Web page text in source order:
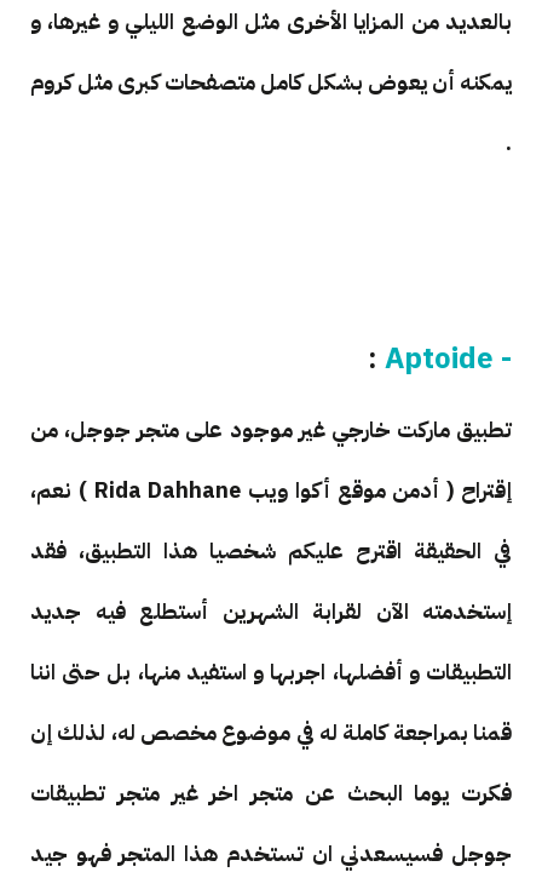
بالعديد من المزايا الأخرى مثل الوضع الليلي و غيرها، و
يمكنه أن يعوض بشكل كامل متصفحات كبرى مثل كروم
.
- Aptoide
:
تطبيق ماركت خارجي غير موجود على متجر جوجل، من
إقتراح ( أدمن موقع أكوا ويب Rida Dahhane ) نعم،
في الحقيقة اقترح عليكم شخصيا هذا التطبيق، فقد
إستخدمته الآن لقرابة الشهرين أستطلع فيه جديد
التطبيقات و أفضلها، اجربها و استفيد منها، بل حتى اننا
قمنا بمراجعة كاملة له في موضوع مخصص له، لذلك إن
فكرت يوما البحث عن متجر اخر غير متجر تطبيقات
جوجل فسيسعدني ان تستخدم هذا المتجر فهو جيد